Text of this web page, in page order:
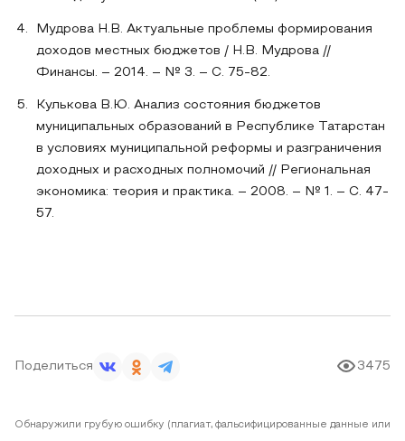
Мудрова Н.В. Актуальные проблемы формирования
доходов местных бюджетов / Н.В. Мудрова //
Финансы. – 2014. – № 3. – С. 75-82.
Кулькова В.Ю. Анализ состояния бюджетов
муниципальных образований в Республике Татарстан
в условиях муниципальной реформы и разграничения
доходных и расходных полномочий // Региональная
экономика: теория и практика. – 2008. – № 1. – С. 47-
57.
Поделиться 3475
Обнаружили грубую ошибку (плагиат, фальсифицированные данные или